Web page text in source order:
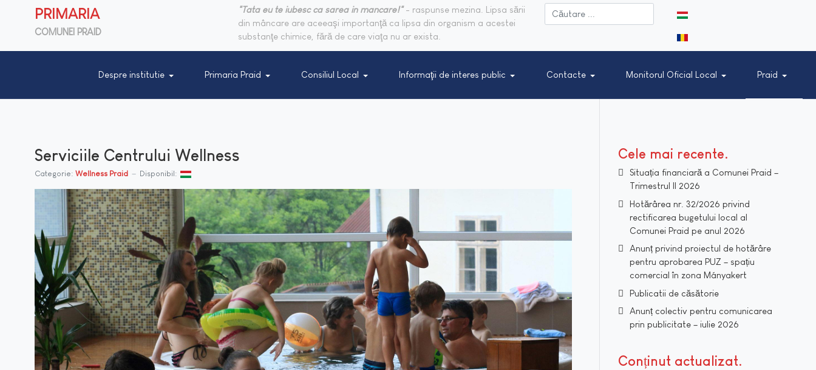
PRIMARIA
COMUNEI PRAID
"Tata eu te iubesc ca sarea in mancare!"- raspunse mezina. Lipsa sării
din mâncare are aceeaşi importanţă ca lipsa din organism a acestei
substanţe chimice, fără de care viaţa nu ar exista.
Despre institutie Primaria Praid Consiliul Local Informaţii de interes public Contacte Monitorul Oficial Local Praid
Serviciile Centrului Wellness
Categorie: Wellness Praid Disponibil:
Cele mai recente
Situația financiară a Comunei Praid –
Trimestrul II 2026
Hotărârea nr. 32/2026 privind
rectificarea bugetului local al
Comunei Praid pe anul 2026
Anunț privind proiectul de hotărâre
pentru aprobarea PUZ – spațiu
comercial în zona Mányakert
Publicatii de căsătorie
Anunț colectiv pentru comunicarea
prin publicitate – iulie 2026
Conținut actualizat